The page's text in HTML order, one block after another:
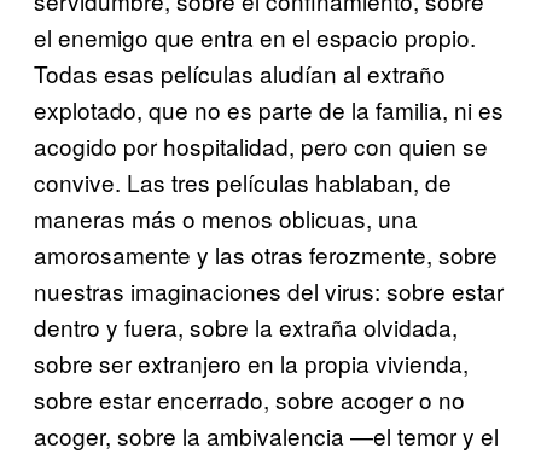
el enemigo que entra en el espacio propio.
Todas esas películas aludían al extraño
explotado, que no es parte de la familia, ni es
acogido por hospitalidad, pero con quien se
convive. Las tres películas hablaban, de
maneras más o menos oblicuas, una
amorosamente y las otras ferozmente, sobre
nuestras imaginaciones del virus: sobre estar
dentro y fuera, sobre la extraña olvidada,
sobre ser extranjero en la propia vivienda,
sobre estar encerrado, sobre acoger o no
acoger, sobre la ambivalencia —el temor y el